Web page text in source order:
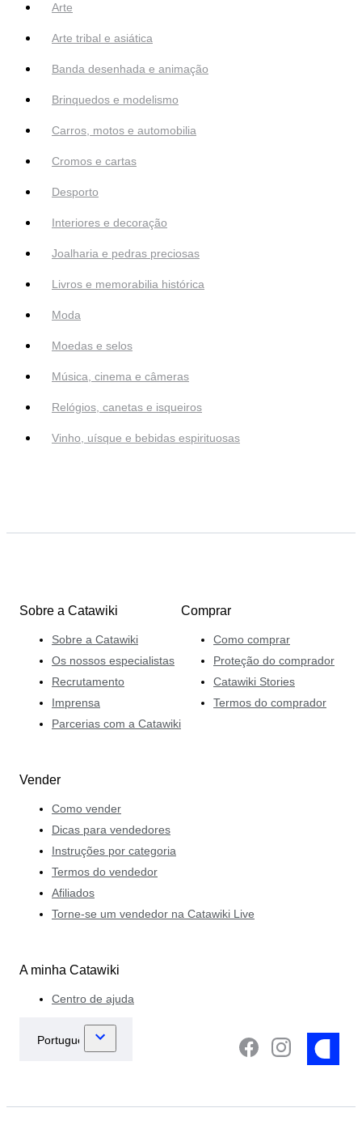
Arte
Arte tribal e asiática
Banda desenhada e animação
Brinquedos e modelismo
Carros, motos e automobilia
Cromos e cartas
Desporto
Interiores e decoração
Joalharia e pedras preciosas
Livros e memorabilia histórica
Moda
Moedas e selos
Música, cinema e câmeras
Relógios, canetas e isqueiros
Vinho, uísque e bebidas espirituosas
Sobre a Catawiki
Sobre a Catawiki
Os nossos especialistas
Recrutamento
Imprensa
Parcerias com a Catawiki
Comprar
Como comprar
Proteção do comprador
Catawiki Stories
Termos do comprador
Vender
Como vender
Dicas para vendedores
Instruções por categoria
Termos do vendedor
Afiliados
Torne-se um vendedor na Catawiki Live
A minha Catawiki
Centro de ajuda